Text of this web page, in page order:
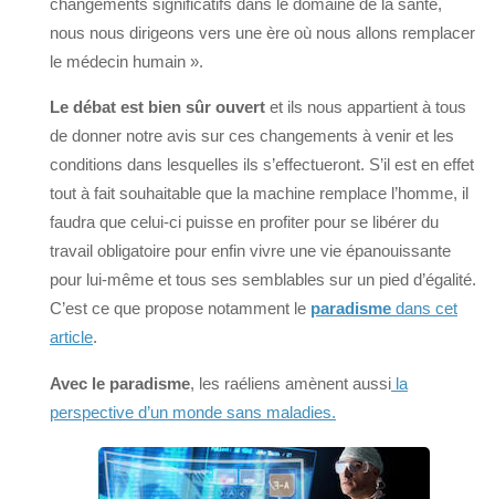
changements significatifs dans le domaine de la santé,
nous nous dirigeons vers une ère où nous allons remplacer
le médecin humain ».
Le débat est bien sûr ouvert et ils nous appartient à tous
de donner notre avis sur ces changements à venir et les
conditions dans lesquelles ils s’effectueront. S’il est en effet
tout à fait souhaitable que la machine remplace l’homme, il
faudra que celui-ci puisse en profiter pour se libérer du
travail obligatoire pour enfin vivre une vie épanouissante
pour lui-même et tous ses semblables sur un pied d’égalité.
C’est ce que propose notamment le paradisme dans cet
article.
Avec le paradisme, les raéliens amènent aussi la
perspective d’un monde sans maladies.